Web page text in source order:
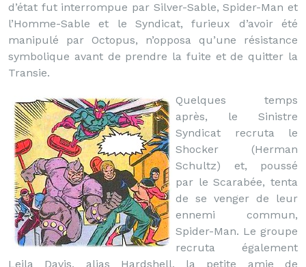
d’état fut interrompue par Silver-Sable, Spider-Man et
l’Homme-Sable et le Syndicat, furieux d’avoir été
manipulé par Octopus, n’opposa qu’une résistance
symbolique avant de prendre la fuite et de quitter la
Transie.
Quelques temps
après, le Sinistre
Syndicat recruta le
Shocker (Herman
Schultz) et, poussé
par le Scarabée, tenta
de se venger de leur
ennemi commun,
Spider-Man. Le groupe
recruta également
Leila Davis, alias Hardshell, la petite amie de